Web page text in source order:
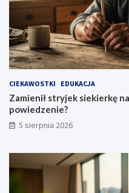
CIEKAWOSTKI EDUKACJA
Zamienił stryjek siekierkę
powiedzenie?
5 sierpnia 2026